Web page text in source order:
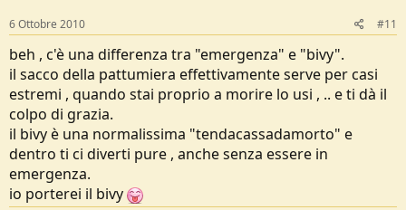
6 Ottobre 2010 #11
beh , c'è una differenza tra "emergenza" e "bivy".
il sacco della pattumiera effettivamente serve per casi
estremi , quando stai proprio a morire lo usi , .. e ti dà il
colpo di grazia.
il bivy è una normalissima "tendacassadamorto" e
dentro ti ci diverti pure , anche senza essere in
emergenza.
io porterei il bivy